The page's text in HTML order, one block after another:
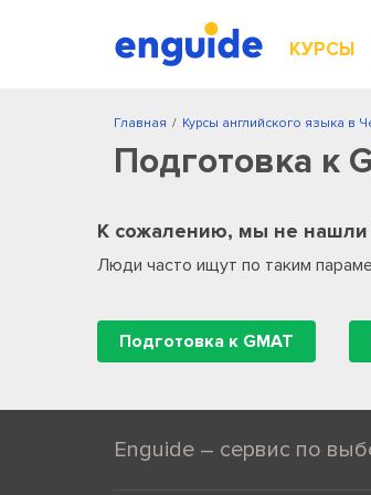
КУРСЫ
/
Главная Курсы английского языка в
Подготовка к
К сожалению, мы не нашли
Люди часто ищут по таким
Подготовка к GMAT
Enguide – сервис по